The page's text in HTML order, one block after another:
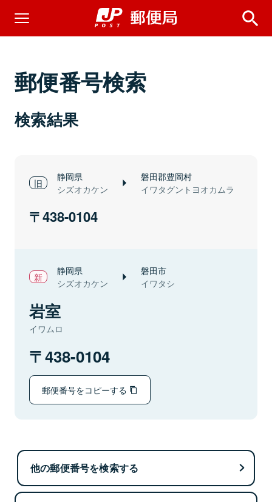
郵便番号検索
検索結果
静岡県
シズオカケン
磐田郡豊岡村
イワタグントヨオカムラ
438-0104
静岡県
シズオカケン
磐田市
イワタシ
岩室
イワムロ
438-0104
郵便番号をコピーする
他の郵便番号を検索する